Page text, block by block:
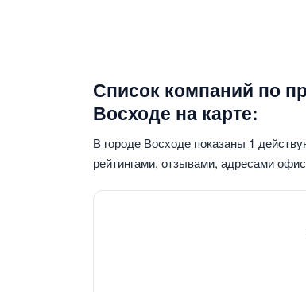
Список компаний по
Восходе на карте:
В городе Восходе показаны 1
рейтингами, отзывами, адресами